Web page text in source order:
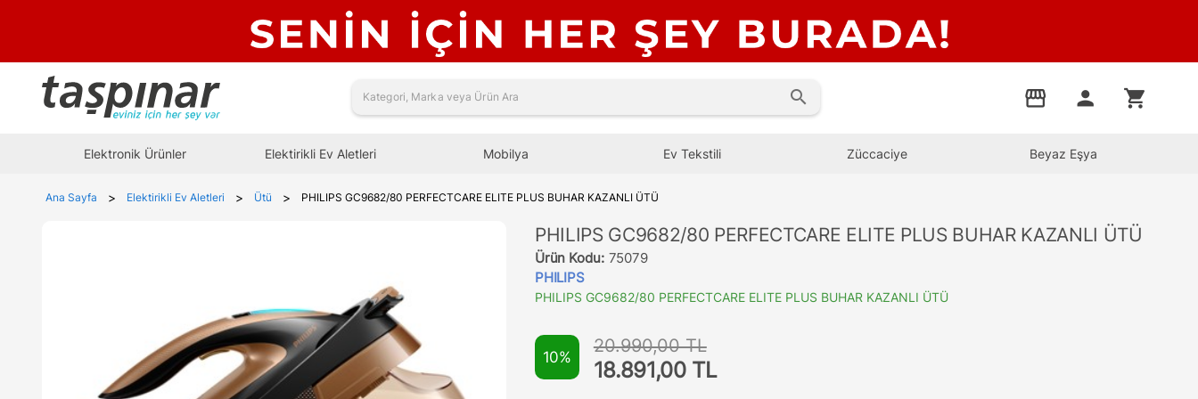
search storefront person shopping_cart
Elektronik Ürünler Elektirikli Ev Aletleri Mobilya Ev Tekstili Züccaciye Beyaz Eşya
Ana Sayfa > Elektirikli Ev Aletleri > Ütü > PHILIPS GC9682/80 PERFECTCARE ELITE PLUS BUHAR KAZANLI ÜTÜ
PHILIPS GC9682/80 PERFECTCARE ELITE PLUS BUHAR KAZANLI ÜTÜ
Ürün Kodu: 75079
PHILIPS
PHILIPS GC9682/80 PERFECTCARE ELITE PLUS BUHAR KAZANLI ÜTÜ
10%
20.990,00 TL
18.891,00 TL